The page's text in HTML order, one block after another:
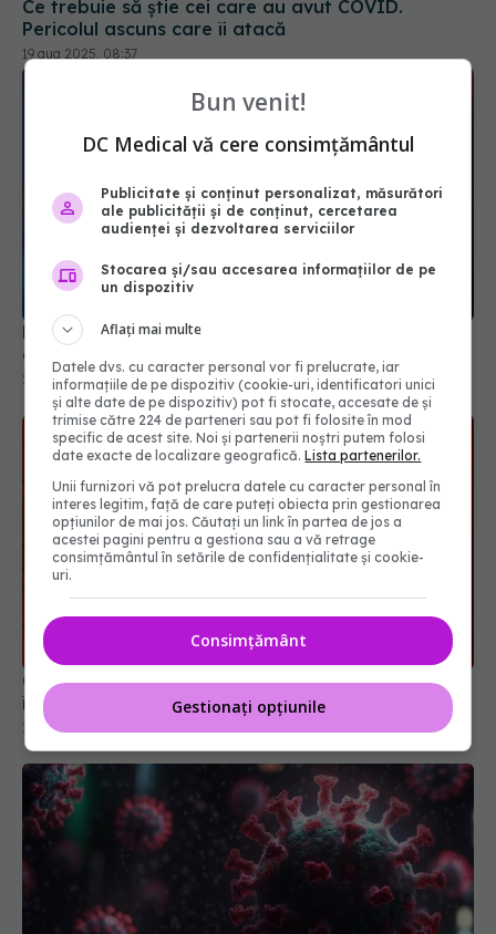
copiii cu long-COVID
Celule zombie în vasele de sânge. Uite ce s-a
întâmplat cu sângele tău dacă ai avut COVID
28 iul 2025, 15:08
Bun venit!
DC Medical vă cere consimțământul
Publicitate și conținut personalizat, măsurători
ale publicității și de conținut, cercetarea
audienței și dezvoltarea serviciilor
Stocarea și/sau accesarea informațiilor de pe
un dispozitiv
Aflați mai multe
Datele dvs. cu caracter personal vor fi prelucrate, iar
informațiile de pe dispozitiv (cookie-uri, identificatori unici
și alte date de pe dispozitiv) pot fi stocate, accesate de și
trimise către 224 de parteneri sau pot fi folosite în mod
specific de acest site. Noi și partenerii noștri putem folosi
date exacte de localizare geografică.Lista partenerilor.
Unii furnizori vă pot prelucra datele cu caracter personal în
interes legitim, față de care puteți obiecta prin gestionarea
opțiunilor de mai jos. Căutați un link în partea de jos a
acestei pagini pentru a gestiona sau a vă retrage
consimțământul în setările de confidențialitate și cookie-
uri.
Consimțământ
Gestionați opțiunile